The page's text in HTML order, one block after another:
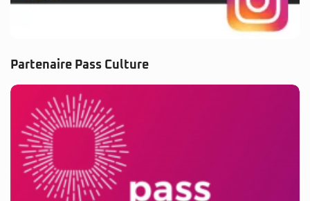
Partenaire Pass Culture